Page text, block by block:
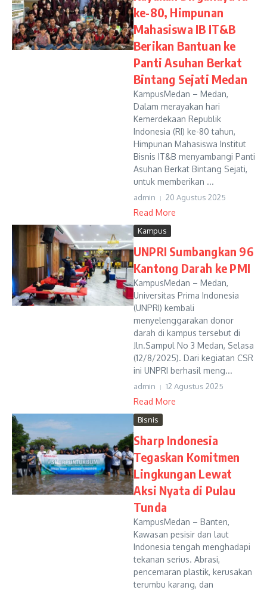
ke-80, Himpunan
Mahasiswa IB IT&B
Berikan Bantuan ke
Panti Asuhan Berkat
Bintang Sejati Medan
KampusMedan – Medan,
Dalam merayakan hari
Kemerdekaan Republik
Indonesia (RI) ke-80 tahun,
Himpunan Mahasiswa Institut
Bisnis IT&B menyambangi Panti
Asuhan Berkat Bintang Sejati,
untuk memberikan ...
admin 20 Agustus 2025
Read More
Kampus
UNPRI Sumbangkan 96
Kantong Darah ke PMI
KampusMedan – Medan,
Universitas Prima Indonesia
(UNPRI) kembali
menyelenggarakan donor
darah di kampus tersebut di
Jln.Sampul No 3 Medan, Selasa
(12/8/2025). Dari kegiatan CSR
ini UNPRI berhasil meng...
admin 12 Agustus 2025
Read More
Bisnis
Sharp Indonesia
Tegaskan Komitmen
Lingkungan Lewat
Aksi Nyata di Pulau
Tunda
KampusMedan – Banten,
Kawasan pesisir dan laut
Indonesia tengah menghadapi
tekanan serius. Abrasi,
pencemaran plastik, kerusakan
terumbu karang, dan